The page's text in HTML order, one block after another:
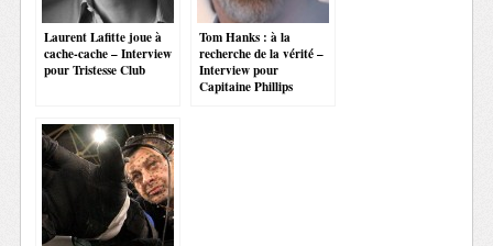
Laurent Lafitte joue à
cache-cache – Interview
pour Tristesse Club
Tom Hanks : à la
recherche de la vérité –
Interview pour
Capitaine Phillips